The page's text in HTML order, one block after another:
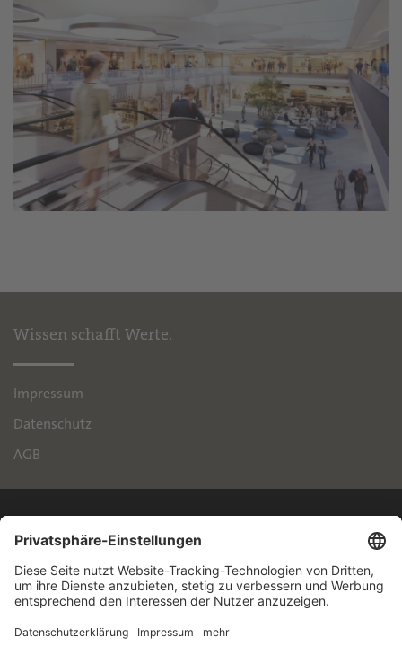
Wissen schafft Werte.
Impressum
Datenschutz
AGB
IPH
Handelsimmobilien GmbH
80333 München